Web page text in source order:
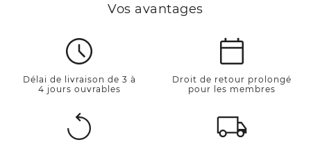
Vos avantages
Délai de livraison de 3 à
4 jours ouvrables
Droit de retour prolongé
pour les membres